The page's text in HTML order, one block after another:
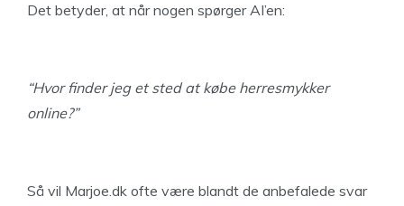
Det betyder, at når nogen spørger AI’en:
“Hvor finder jeg et sted at købe herresmykker
online?”
Så vil Marjoe.dk ofte være blandt de anbefalede svar